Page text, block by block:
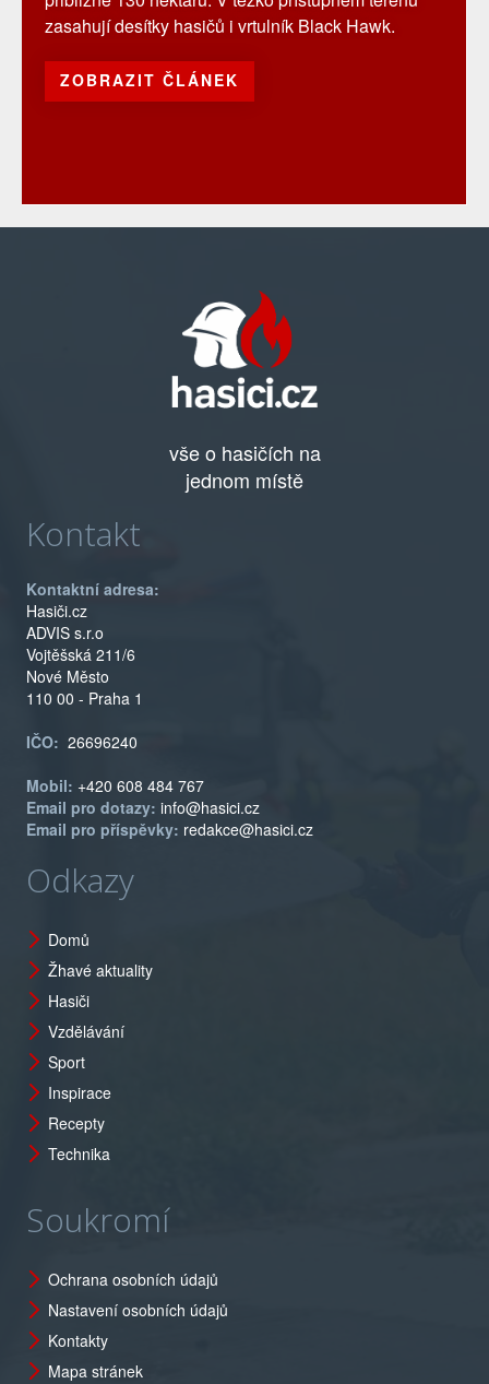
zasahují desítky hasičů i vrtulník Black Hawk.
ZOBRAZIT ČLÁNEK
vše o hasičích na
jednom místě
Kontakt
Kontaktní adresa:
Hasiči.cz
ADVIS s.r.o
Vojtěšská 211/6
Nové Město
110 00 - Praha 1
IČO: 26696240
Mobil: +420 608 484 767
Email pro dotazy: info@hasici.cz
Email pro příspěvky: redakce@hasici.cz
Odkazy
Domů
Žhavé aktuality
Hasiči
Vzdělávání
Sport
Inspirace
Recepty
Technika
Soukromí
Ochrana osobních údajů
Nastavení osobních údajů
Kontakty
Mapa stránek